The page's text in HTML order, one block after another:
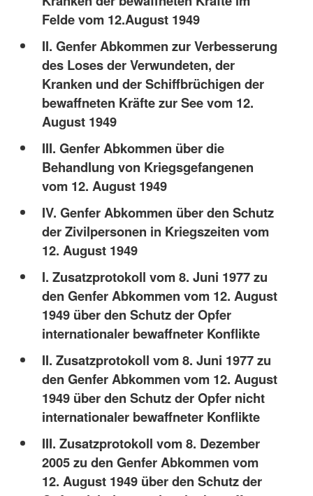
Felde vom 12.August 1949
II. Genfer Abkommen zur Verbesserung
des Loses der Verwundeten, der
Kranken und der Schiffbrüchigen der
bewaffneten Kräfte zur See vom 12.
August 1949
III. Genfer Abkommen über die
Behandlung von Kriegsgefangenen
vom 12. August 1949
IV. Genfer Abkommen über den Schutz
der Zivilpersonen in Kriegszeiten vom
12. August 1949
I. Zusatzprotokoll vom 8. Juni 1977 zu
den Genfer Abkommen vom 12. August
1949 über den Schutz der Opfer
internationaler bewaffneter Konflikte
II. Zusatzprotokoll vom 8. Juni 1977 zu
den Genfer Abkommen vom 12. August
1949 über den Schutz der Opfer nicht
internationaler bewaffneter Konflikte
III. Zusatzprotokoll vom 8. Dezember
2005 zu den Genfer Abkommen vom
12. August 1949 über den Schutz der